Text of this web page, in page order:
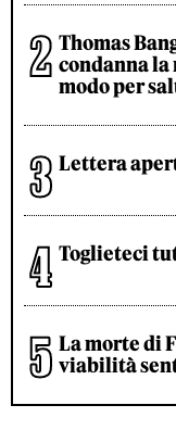
Thomas
condanna la
modo per
Lettera
Toglieteci
La morte di
viabilità